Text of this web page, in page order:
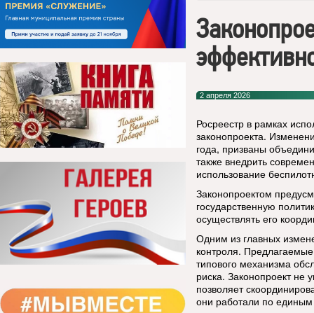
2 апреля 2026
Росреестр в рамках
законопроекта.
года, призваны
также внедрить
использование
Законопроектом
государственную
осуществлять его
Одним из главных
контроля.
типового механизма
риска. Законопроект не
позволяет
они работали по единым